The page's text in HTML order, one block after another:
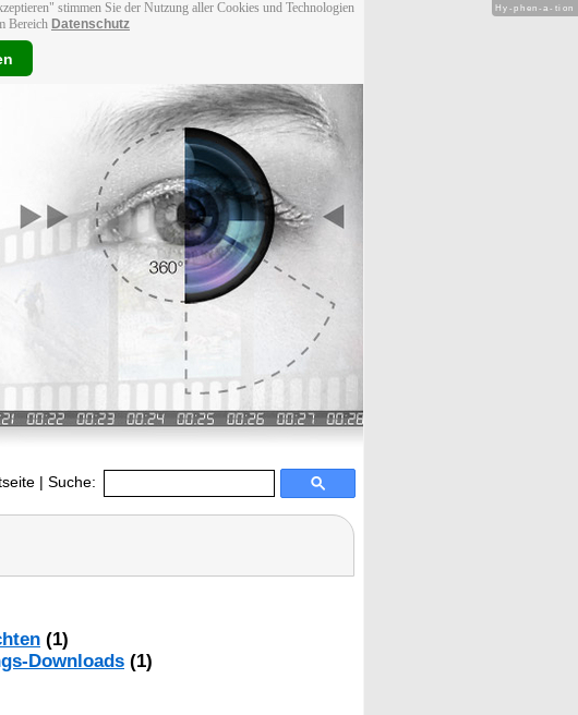
stimmen Sie der Nutzung aller Cookies und Technologien
Bereich Datenschutz
| Suche:
(1)
Downloads (1)
Hy-phen-a-tion